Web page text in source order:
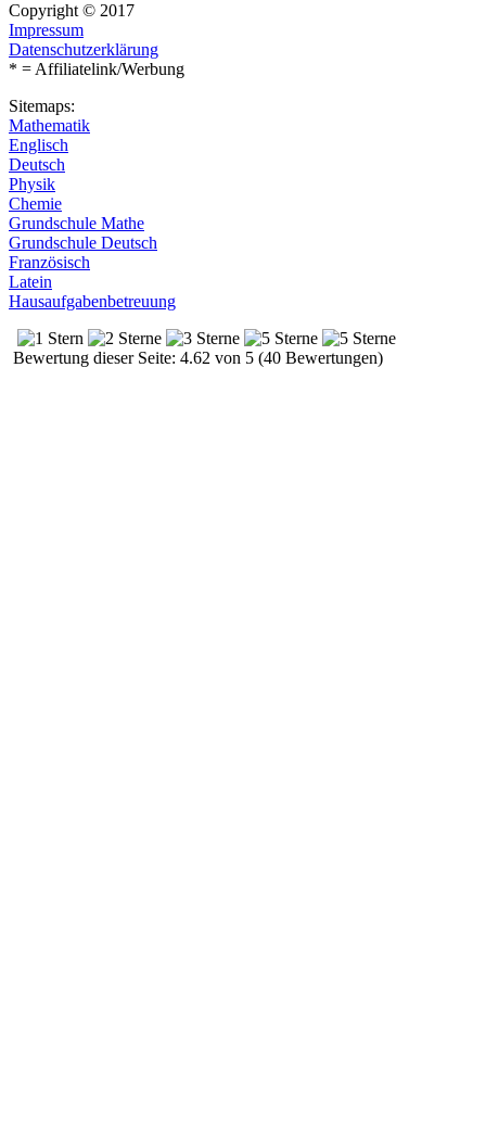
Copyright © 2017
Impressum
Datenschutzerklärung
* = Affiliatelink/Werbung
Sitemaps:
Mathematik
Englisch
Deutsch
Physik
Chemie
Grundschule Mathe
Grundschule Deutsch
Französisch
Latein
Hausaufgabenbetreuung
Bewertung dieser Seite: 4.62 von 5 (40 Bewertungen)